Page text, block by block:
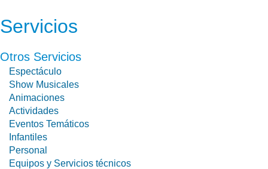
Servicios
Otros Servicios
Espectáculo
Show Musicales
Animaciones
Actividades
Eventos Temáticos
Infantiles
Personal
Equipos y Servicios técnicos